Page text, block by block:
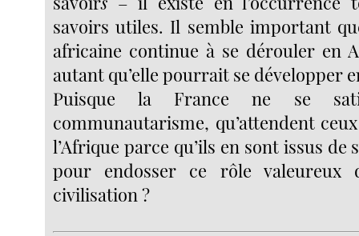
savoirs utiles. Il semble important
africaine continue à se dérouler en
autant qu’elle pourrait se développer
Puisque la France ne se
communautarisme, qu’attendent
l’Afrique parce qu’ils en sont issus de
pour endosser ce rôle valeureux
civilisation ?